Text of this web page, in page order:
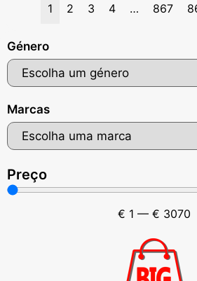
Género
Marcas
Preço
€ 1 — € 3070
1 2 3 4 … 867